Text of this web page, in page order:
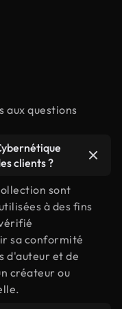
aux questions
clients ?
sont
à des fins
sa conformité
d'auteur et de
créateur ou